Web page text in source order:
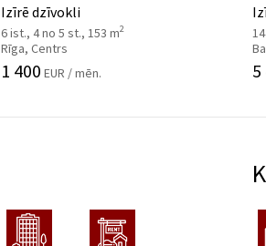
Izīrē dzīvokli
6 ist., 4 no 5 st., 153 m2
Rīga, Centrs
1 400 EUR / mēn. 5